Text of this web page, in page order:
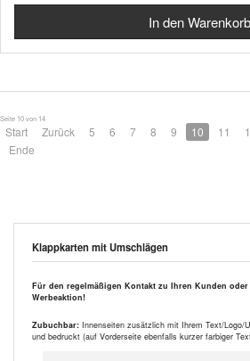
Seite 10 von 14
Start Zurück 5 6 7 8 9 10 11
Ende
Klappkarten mit Umschlägen
Für den regelmäßigen Kontakt zu Ihren Kunden
Werbeaktion!
Zubuchbar: Innenseiten zusätzlich mit Ihrem Text/Logo/
und bedruckt (auf Vorderseite ebenfalls kurzer farbiger